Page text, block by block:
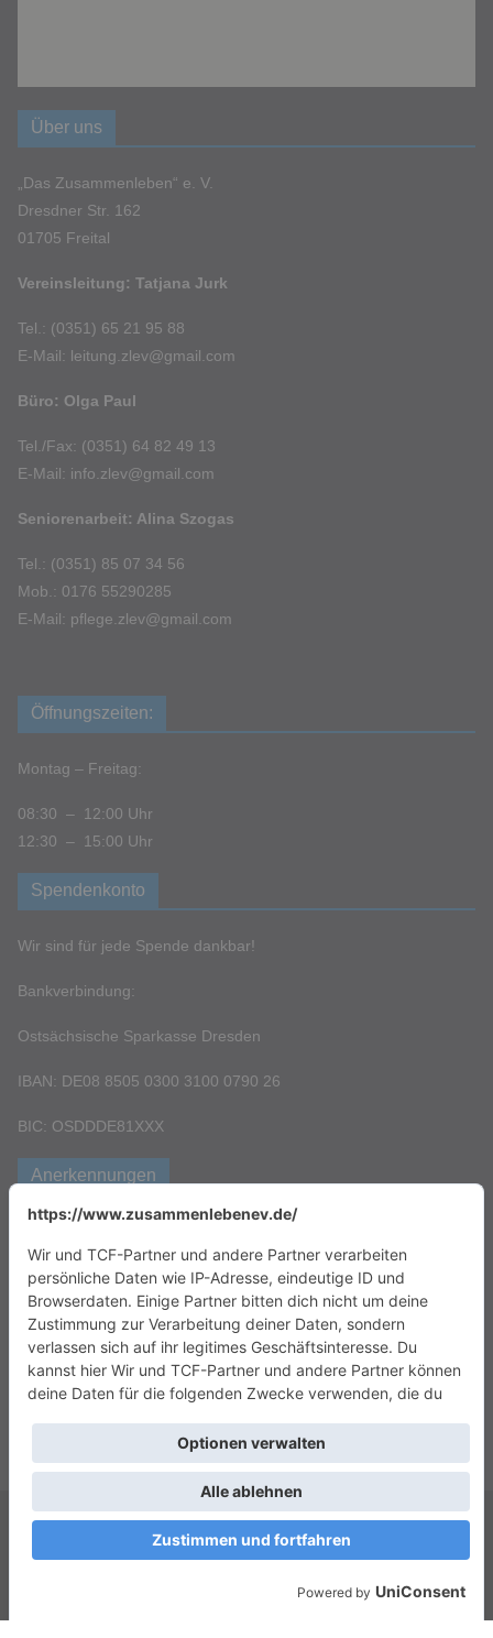
Über uns
„Das Zusammenleben“ e. V.
Dresdner Str. 162
01705 Freital
Vereinsleitung: Tatjana Jurk
Tel.: (0351) 65 21 95 88
E-Mail: leitung.zlev@gmail.com
Büro: Olga Paul
Tel./Fax: (0351) 64 82 49 13
E-Mail: info.zlev@gmail.com
Seniorenarbeit: Alina Szogas
Tel.: (0351) 85 07 34 56
Mob.: 0176 55290285
E-Mail: pflege.zlev@gmail.com
Öffnungszeiten:
Montag – Freitag:
08:30 – 12:00 Uhr
12:30 – 15:00 Uhr
Spendenkonto
Wir sind für jede Spende dankbar!
Bankverbindung:
Ostsächsische Sparkasse Dresden
IBAN: DE08 8505 0300 3100 0790 26
BIC: OSDDDE81XXX
Anerkennungen
Copyright © 2026